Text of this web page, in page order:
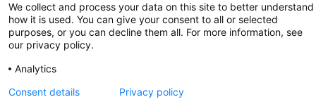
We collect and process your data on this site to better understand
how it is used. You can give your consent to all or selected
purposes, or you can decline them all. For more information, see
our privacy policy.
Analytics
Consent details
Privacy policy